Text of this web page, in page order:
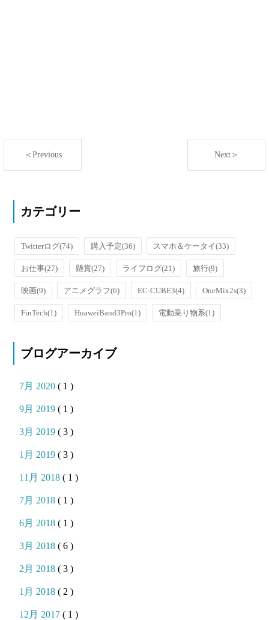
＜Previous Next＞
カテゴリー
Twitterログ(74) 購入予定(36) スマホ＆ケータイ(33)
お仕事(27) 懸賞(27) ライフログ(21) 旅行(9)
映画(9) アニメグラフ(6) EC-CUBE3(4) OneMix2s(3)
FinTech(1) HuaweiBand3Pro(1) 電動乗り物系(1)
ブログアーカイブ
7月 2020( 1 )
9月 2019( 1 )
3月 2019( 3 )
1月 2019( 3 )
11月 2018( 1 )
7月 2018( 1 )
6月 2018( 1 )
3月 2018( 6 )
2月 2018( 3 )
1月 2018( 2 )
12月 2017( 1 )